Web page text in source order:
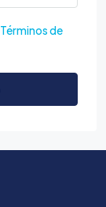
Términos de